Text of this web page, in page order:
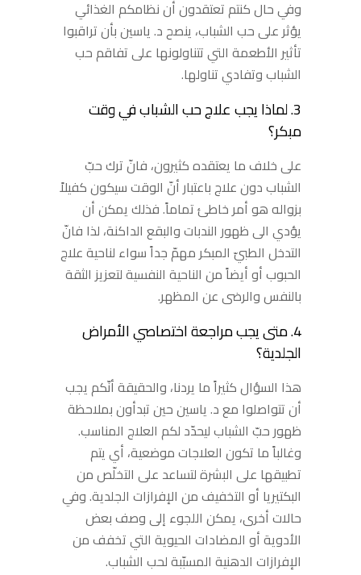
وفي حال كنتم تعتقدون أن نظامكم الغذائي
يؤثر على حب الشباب، ينصح د. ياسين بأن تراقبوا
تأثير الأطعمة التي تتناولونها على تفاقم حب
الشباب وتفادي تناولها.
3. لماذا يجب علاج حب الشباب في وقت
مبكر؟
على خلاف ما يعتقده كثيرون، فانّ ترك حبّ
الشباب دون علاج باعتبار أنّ الوقت سيكون كفيلاً
بزواله هو أمر خاطئ تماماً. فذلك يمكن أن
يؤدي الى ظهور الندبات والبقع الداكنة، لذا فانّ
التدخل الطبيّ المبكر مهمّ جداً سواء لناحية علاج
الحبوب أو أيضاً من الناحية النفسية لتعزيز الثقة
بالنفس والرضى عن المظهر.
4. متى يجب مراجعة اختصاصي الأمراض
الجلدية؟
هذا السؤال كثيراً ما يردنا، والحقيقة أنّكم يجب
أن تتواصلوا مع د. ياسين حين تبدأون بملاحظة
ظهور حبّ الشباب ليحدّد لكم العلاج المناسب.
وغالباً ما تكون العلاجات موضعية، أي يتم
تطبيقها على البشرة لتساعد على التخلّص من
البكتيريا أو التخفيف من الإفرازات الجلدية. وفي
حالات أخرى، يمكن اللجوء إلى وصف بعض
الأدوية أو المضادات الحيوية التي تخفف من
الإفرازات الدهنية المسبّبة لحب الشباب.